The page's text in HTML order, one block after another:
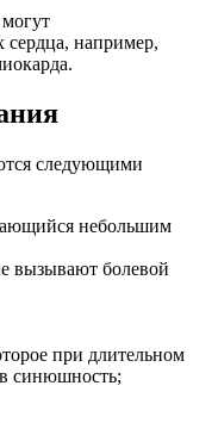
сердца, например,
следующими
небольшим
вызывают болевой
при длительном
в синюшность;